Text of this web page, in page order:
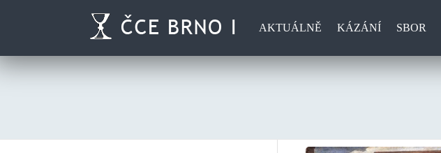
AKTUÁLNĚ KÁZÁNÍ SBOR